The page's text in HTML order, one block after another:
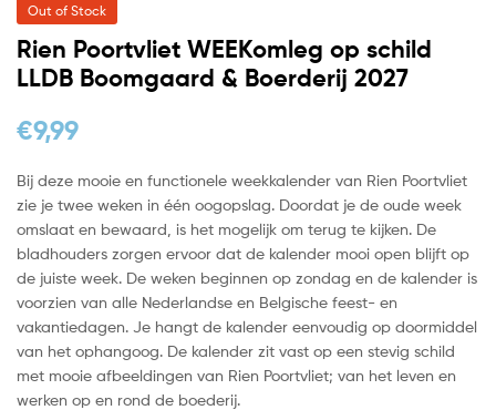
Out of Stock
Rien Poortvliet WEEKomleg op schild
LLDB Boomgaard & Boerderij 2027
€9,99
Bij deze mooie en functionele weekkalender van Rien Poortvliet
zie je twee weken in één oogopslag. Doordat je de oude week
omslaat en bewaard, is het mogelijk om terug te kijken. De
bladhouders zorgen ervoor dat de kalender mooi open blijft op
de juiste week. De weken beginnen op zondag en de kalender is
voorzien van alle Nederlandse en Belgische feest- en
vakantiedagen. Je hangt de kalender eenvoudig op doormiddel
van het ophangoog. De kalender zit vast op een stevig schild
met mooie afbeeldingen van Rien Poortvliet; van het leven en
werken op en rond de boederij.